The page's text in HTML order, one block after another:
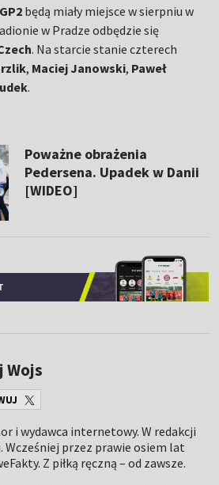
będą miały miejsce w sierpniu w
w Pradze odbędzie się
. Na starcie stanie czterech
, Maciej Janowski, Paweł
.
Poważne obrażenia
Pedersena. Upadek w Danii
[WIDEO]
Wojs
i wydawca internetowy. W redakcji
Wcześniej przez prawie osiem lat
Z piłką ręczną – od zawsze.